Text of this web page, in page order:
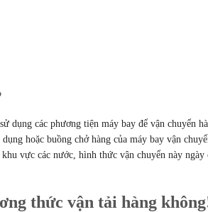
dụng các phương tiện máy bay để vận chuyển
hoặc buồng chở hàng của máy bay vận
vực các nước, hình thức vận chuyển này ngày
thức vận tải hàng